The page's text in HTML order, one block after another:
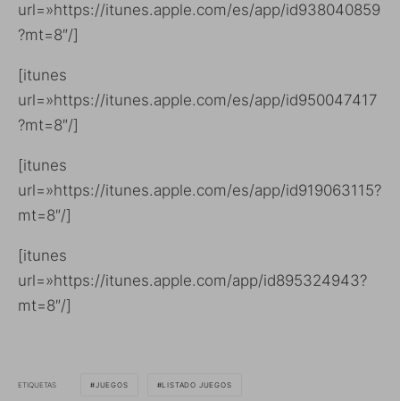
url=»https://itunes.apple.com/es/app/id938040859
?mt=8″/]
[itunes
url=»https://itunes.apple.com/es/app/id950047417
?mt=8″/]
[itunes
url=»https://itunes.apple.com/es/app/id919063115?
mt=8″/]
[itunes
url=»https://itunes.apple.com/app/id895324943?
mt=8″/]
ETIQUETAS JUEGOS LISTADO JUEGOS